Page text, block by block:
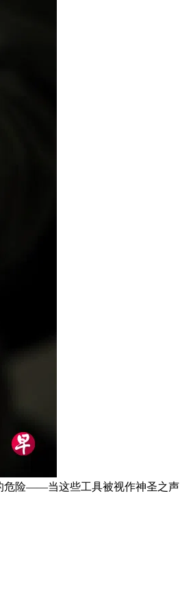
危险——当这些工具被视作神圣之声